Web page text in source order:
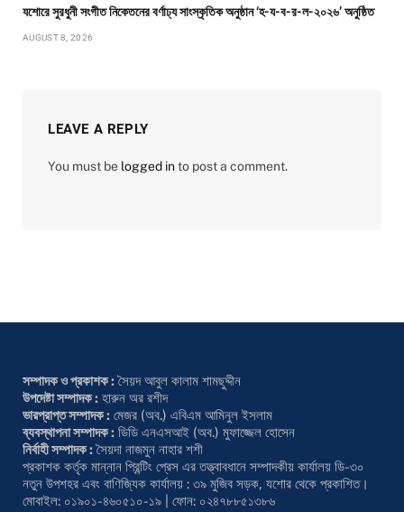
যশোরে সুরধুনী সংগীত নিকেতনের বর্ণাঢ্য সাংস্কৃতিক অনুষ্ঠান ‘হ-য-ব-র-ল-২০২৬’ অনুষ্ঠিত
AUGUST 8, 2026
LEAVE A REPLY
You must be logged into post a comment.
সম্পাদক ও প্রকাশক :সৈয়দ আবুল কালাম শামছুদ্দীন
উপদেষ্টা সম্পাদক : হারুন অর রশীদ
ভারপ্রাপ্ত সম্পাদক : মেজর (অব.) এবিএম আমিনুল ইসলাম
ব্যবস্থাপনা সম্পাদক : ডিডি এনএসআই (অব.) মুফাজ্জেল হোসেন
নির্বাহী সম্পাদক :সৈয়দা নাজমুন নাহার শশী
প্রকাশক কর্তৃক মান্নান প্রিন্টিং প্রেস এর তত্ত্বাবধানে সম্পাদকীয় কার্যালয় ডি-৩০
নতুন উপশহর এবং বাণিজ্যিক কার্যালয় : ৩৯ মুজিব সড়ক, যশোর থেকে প্রকাশিত।
মোবাইল: ০১৯০১-৪৬০৫১০-১৯ | ফোন: ০২৪৭৮৮৫১৩৮৬